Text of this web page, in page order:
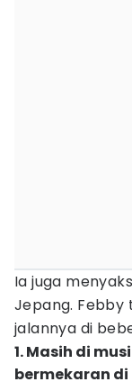
Ia juga
Jepang.
jalannya di
1. Masih di
bermekaran